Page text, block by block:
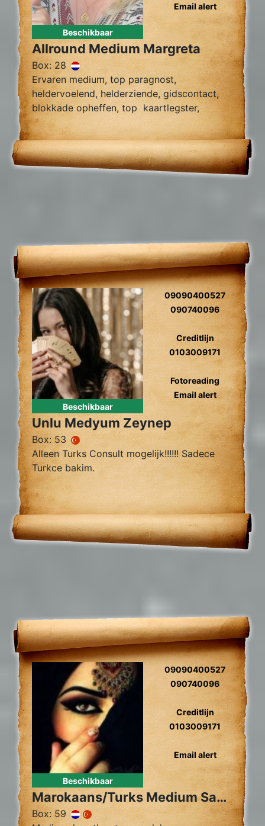
Beschikbaar
Email alert
Allround Medium Margreta
Box: 28
Ervaren medium, top paragnost,
heldervoelend, helderziende, gidscontact,
blokkade opheffen, top kaartlegster,
vragen over relatie problemen zielsrelaties,
en toekomst voorspelling 2024
Beschikbaar
09090400527
090740096
Creditlijn
0103009171
Fotoreading
Email alert
Unlu Medyum Zeynep
Box: 53
Alleen Turks Consult mogelijk!!!!!! Sadece
Turkce bakim.
Beschikbaar
09090400527
090740096
Creditlijn
0103009171
Email alert
Marokaans/Turks Medium Sahara
Box: 59